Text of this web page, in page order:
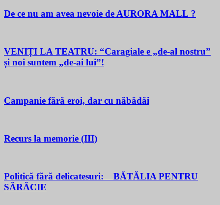
De ce nu am avea nevoie de AURORA MALL ?
VENIȚI LA TEATRU: “Caragiale e „de-al nostru”
și noi suntem „de-ai lui”!
Campanie fără eroi, dar cu năbădăi
Recurs la memorie (III)
Politică fără delicatesuri: BĂTĂLIA PENTRU
SĂRĂCIE